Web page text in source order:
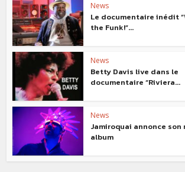
News
Le documentaire inédit
the Funk!”...
News
Betty Davis live dans le
documentaire “Riviera...
News
Jamiroquai annonce son
album